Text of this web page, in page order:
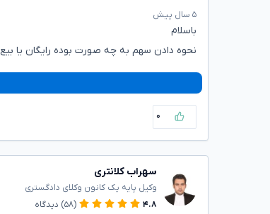
۵ سال پیش
باسلام
نحوه دادن سهم به چه صورت بوده رایگان یا بیع
۰
سهراب کلانتری
وکیل پایه یک کانون وکلای دادگستری
۴.۸
(۵۸) دیدگاه